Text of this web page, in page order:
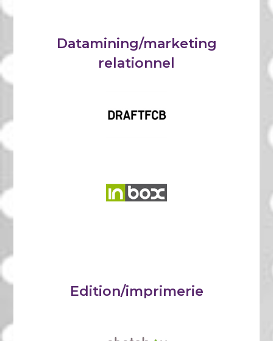
Datamining/marketing
relationnel
Edition/imprimerie